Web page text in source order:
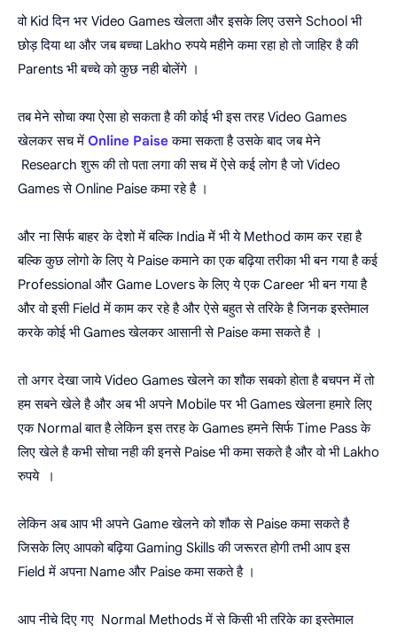
वो Kid दिन भर Video Games खेलता और इसके लिए उसने School भी
छोड़ दिया था और जब बच्चा Lakho रुपये महीने कमा रहा हो तो जाहिर है की
Parents भी बच्चे को कुछ नही बोलेंगे ।
तब मेने सोचा क्या ऐसा हो सकता है की कोई भी इस तरह Video Games
खेलकर सच में Online Paiseकमा सकता हैउसके बाद जब मेने
Research शुरू की तो पता लगा की सच में ऐसे कई लोग है जो Video
Games से Online Paise कमा रहे है ।
और ना सिर्फ बाहर के देशो में बल्कि India में भी ये Method काम कर रहा है
बल्कि कुछ लोगो के लिए ये Paise कमाने का एक बढ़िया तरीका भी बन गया है कई
Professional और Game Lovers के लिए ये एक Career भी बन गया है
और वो इसी Field में काम कर रहे है और ऐसे बहुत से तरिके है जिनक इस्तेमाल
करके कोई भी Games खेलकर आसानी से Paise कमा सकते है ।
तो अगर देखा जाये Video Games खेलने का शौक सबको होता है बचपन में तो
हम सबने खेले है और अब भी अपने Mobile पर भी Games खेलना हमारे लिए
एक Normal बात है लेकिन इस तरह के Games हमने सिर्फ Time Pass के
लिए खेले है कभी सोचा नही की इनसे Paise भी कमा सकते है और वो भी Lakho
रुपये ।
लेकिन अब आप भी अपने Game खेलने को शौक से Paise कमा सकते है
जिसके लिए आपको बढ़िया Gaming Skills की जरूरत होगी तभी आप इस
Field में अपना Name और Paise कमा सकते है ।
आप नीचे दिए गए Normal Methods में से किसी भी तरिके का इस्तेमाल